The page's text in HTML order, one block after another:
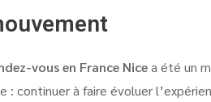
vous en France Nicea été un
continuer à faire évoluer